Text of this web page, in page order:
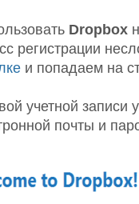
Dropbox
регистрации
и попадаем на
учетной записи
почты и